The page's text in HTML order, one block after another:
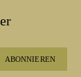
ABONNIEREN